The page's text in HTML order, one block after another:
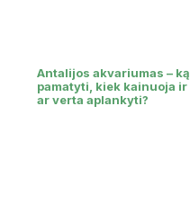
Antalijos akvariumas – ką
pamatyti, kiek kainuoja ir
ar verta aplankyti?